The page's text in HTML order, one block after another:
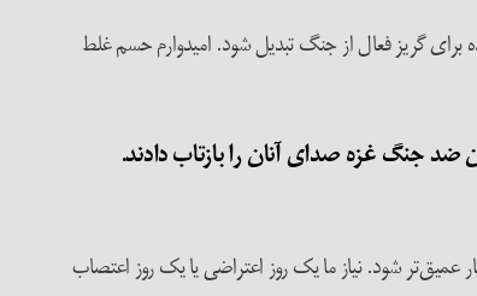
برای گریز فعال از جنگ تبدیل شود. امیدوارم حسم غلط
ضد جنگ غزه صدای آنان را بازتاب دادند.
عمیق‌تر شود. نیاز ما یک‌ روز اعتراضی یا یک روز اعتصاب